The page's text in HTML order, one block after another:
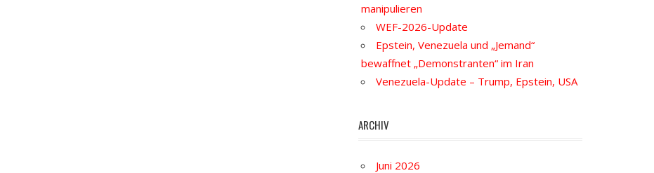
manipulieren
WEF-2026-Update
Epstein, Venezuela und „Jemand“
bewaffnet „Demonstranten“ im Iran
Venezuela-Update – Trump, Epstein, USA
ARCHIV
Juni 2026